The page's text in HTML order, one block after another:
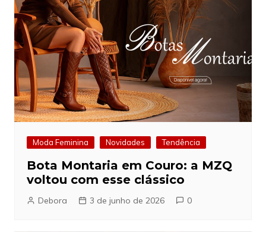
Moda Feminina Novidades Tendência
Bota Montaria em Couro: a MZQ
voltou com esse clássico
Debora 3 de junho de 2026 0